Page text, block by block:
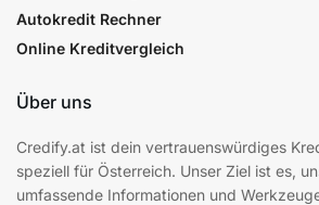
Autokredit Rechner
Online Kreditvergleich
Über uns
Credify.at ist dein vertrauenswürdiges
speziell für Österreich. Unser Ziel ist es,
umfassende Informationen und